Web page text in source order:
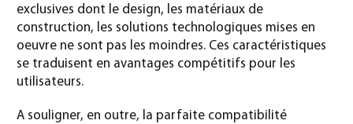
exclusives dont le design, les matériaux de
construction, les solutions technologiques mises en
oeuvre ne sont pas les moindres. Ces caractéristiques
se traduisent en avantages compétitifs pour les
utilisateurs.
A souligner, en outre, la parfaite compatibilité